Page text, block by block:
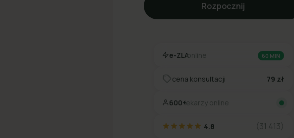
Rozpocznij
e-ZLAonline 60 MIN
cena konsultacji 79 zł
600+lekarzy online
4.8 (31 413)